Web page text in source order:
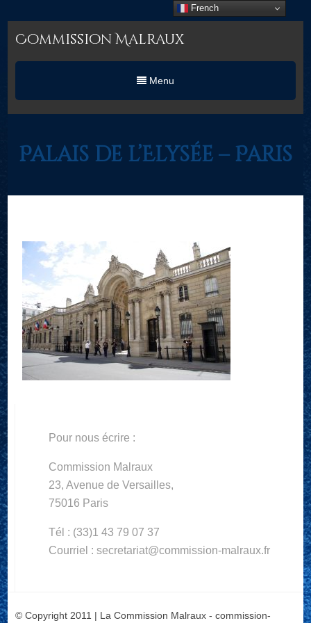
Commission Malraux
Menu
Palais de l’Elysée – Paris
Pour nous écrire :
Commission Malraux
23, Avenue de Versailles,
75016 Paris
Tél : (33)1 43 79 07 37
Courriel : secretariat@commission-malraux.fr
© Copyright 2011 | La Commission Malraux - commission-
French